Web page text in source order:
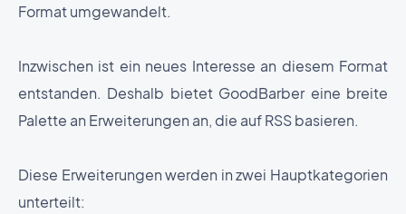
Format umgewandelt.
Inzwischen ist ein neues Interesse an diesem Format
entstanden. Deshalb bietet GoodBarber eine breite
Palette an Erweiterungen an, die auf RSS basieren.
Diese Erweiterungen werden in zwei Hauptkategorien
unterteilt: